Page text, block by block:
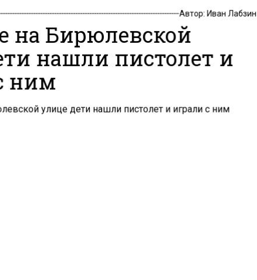
Автор:Иван Лабзин
на Бирюлевской
нашли пистолет и
ним